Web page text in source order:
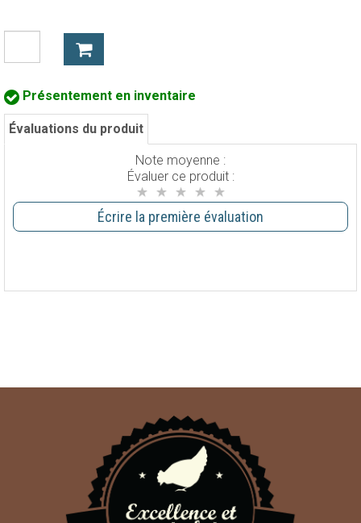
Présentement en inventaire
Évaluations du produit
Note moyenne :
Évaluer ce produit :
Écrire la première évaluation